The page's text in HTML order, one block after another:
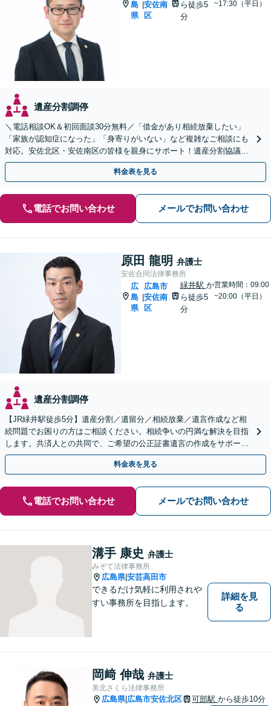
島
県
安佐南
区
ら徒歩5
分
~17:30（平日）
遺産分割調停
＼電話相談OK＆初回面談30分無料／「借金があり相続放棄したい」
「家族が認知症になった」「身寄りがいない」など複雑なご相談にも
対応。安佐北区・安佐南区の皆様を親身にサポート！遺産分割協議や
調停、遺言書作成、成年後見申し立て【JR緑井駅5分】
料金表を見る
電話でお問い合わせ メールでお問い合わせ
原田 龍明 弁護士
安佐合同法律事務所
広
島
県
広島市
安佐南
区
緑井駅 か
ら徒歩5
分
営業時間：09:00
~20:00（平日）
遺産分割調停
【JR緑井駅徒歩5分】遺産分割／遺留分／相続放棄／遺言作成など相
続問題でお困りの方はご相談ください。相続争いの円満な解決を目指
します。共済人との共同で、ご希望の公正証書遺言の作成をサポート
【完全個室】
料金表を見る
電話でお問い合わせ メールでお問い合わせ
溝手 康史 弁護士
みぞて法律事務所
広島県|安芸高田市
できるだけ気軽に利用されや
すい事務所を目指します。
詳細を見
る
岡﨑 伸哉 弁護士
美北さくら法律事務所
広島県| 広島市安佐北区 可部駅 から徒歩10分